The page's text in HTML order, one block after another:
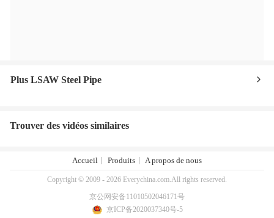
Plus LSAW Steel Pipe
Trouver des vidéos similaires
Accueil Produits A propos de nous
Copyright © 2009 - 2026 Everychina.com.All rights reserved.
京公网安备11010502046171号
京ICP备2020037340号-5